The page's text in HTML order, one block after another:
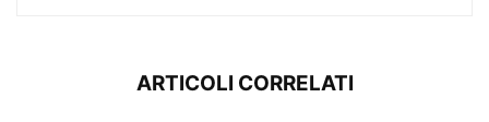
ARTICOLI CORRELATI